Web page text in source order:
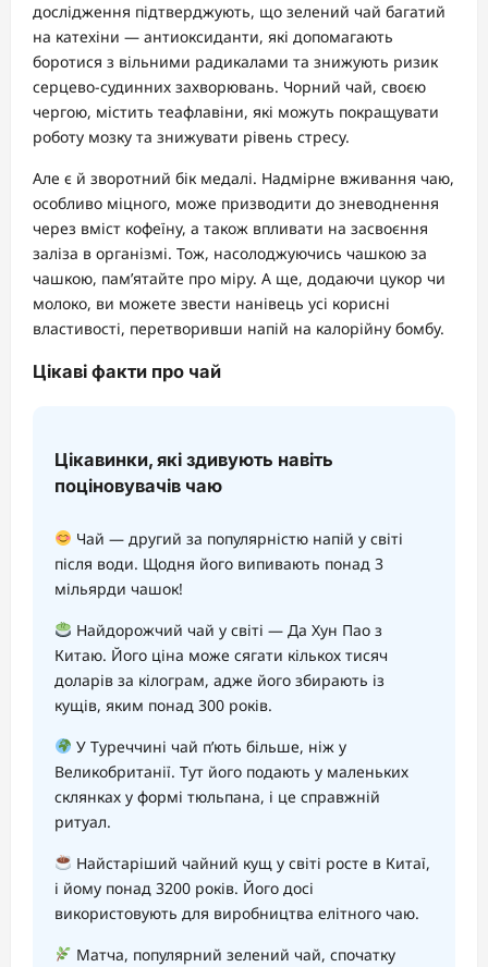
дослідження підтверджують, що зелений чай багатий
на катехіни — антиоксиданти, які допомагають
боротися з вільними радикалами та знижують ризик
серцево-судинних захворювань. Чорний чай, своєю
чергою, містить теафлавіни, які можуть покращувати
роботу мозку та знижувати рівень стресу.
Але є й зворотний бік медалі. Надмірне вживання чаю,
особливо міцного, може призводити до зневоднення
через вміст кофеїну, а також впливати на засвоєння
заліза в організмі. Тож, насолоджуючись чашкою за
чашкою, пам’ятайте про міру. А ще, додаючи цукор чи
молоко, ви можете звести нанівець усі корисні
властивості, перетворивши напій на калорійну бомбу.
Цікаві факти про чай
Цікавинки, які здивують навіть
поціновувачів чаю
Чай — другий за популярністю напій у світі
після води. Щодня його випивають понад 3
мільярди чашок!
Найдорожчий чай у світі — Да Хун Пао з
Китаю. Його ціна може сягати кількох тисяч
доларів за кілограм, адже його збирають із
кущів, яким понад 300 років.
У Туреччині чай п’ють більше, ніж у
Великобританії. Тут його подають у маленьких
склянках у формі тюльпана, і це справжній
ритуал.
Найстаріший чайний кущ у світі росте в Китаї,
і йому понад 3200 років. Його досі
використовують для виробництва елітного чаю.
Матча, популярний зелений чай, спочатку